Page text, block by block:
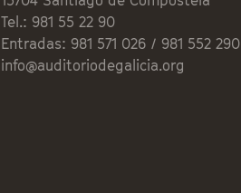
Tel.: 981 55 22 90
Entradas: 981 571 026 / 981 552 290
info@auditoriodegalicia.org